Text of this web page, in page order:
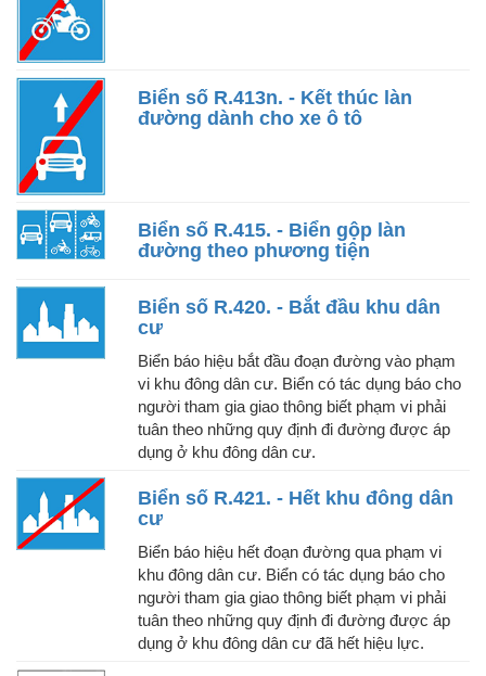
Biển số R.413n. - Kết thúc làn
đường dành cho xe ô tô
Biển số R.415. - Biển gộp làn
đường theo phương tiện
Biển số R.420. - Bắt đầu khu dân
cư
Biển báo hiệu bắt đầu đoạn đường vào phạm
vi khu đông dân cư. Biển có tác dụng báo cho
người tham gia giao thông biết phạm vi phải
tuân theo những quy định đi đường được áp
dụng ở khu đông dân cư.
Biển số R.421. - Hết khu đông dân
cư
Biển báo hiệu hết đoạn đường qua phạm vi
khu đông dân cư. Biển có tác dụng báo cho
người tham gia giao thông biết phạm vi phải
tuân theo những quy định đi đường được áp
dụng ở khu đông dân cư đã hết hiệu lực.